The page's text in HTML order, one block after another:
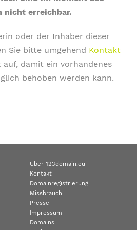
nicht erreichbar.
oder der Inhaber dieser
Sie bitte umgehend Kontakt
damit ein vorhandenes
behoben werden kann.
Über 123domain.eu
Kontakt
Domainregistrierung
Missbrauch
Presse
Impressum
Domains